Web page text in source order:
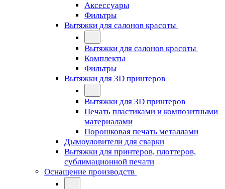
Аксессуары
Фильтры
Вытяжки для салонов красоты
Вытяжки для салонов красоты
Комплекты
Фильтры
Вытяжки для 3D принтеров
Вытяжки для 3D принтеров
Печать пластиками и композитными
материалами
Порошковая печать металлами
Дымоуловители для сварки
Вытяжки для принтеров, плоттеров,
сублимационной печати
Оснащение производств